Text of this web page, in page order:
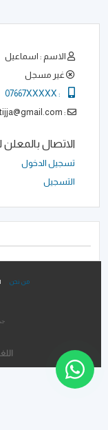
الاسم : اسماعيل
غير مسجل
:
07667XXXXX
: aitijjaaitijja@gmail.com
الاتصال
تسجيل الدخول
التسجيل
من نحن |